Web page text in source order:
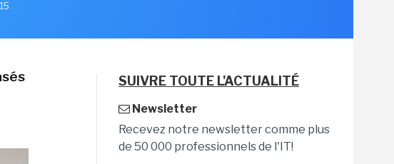
SUIVRE TOUTE L'ACTUALITÉ
Newsletter
Recevez notre newsletter comme plus
de 50 000 professionnels de l'IT!